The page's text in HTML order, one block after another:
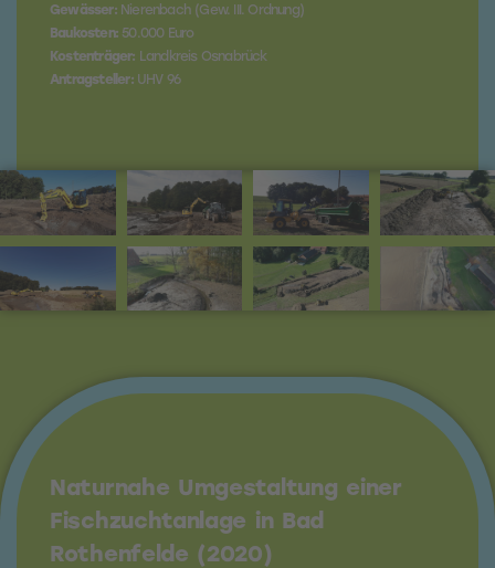
Gewässer:Nierenbach (Gew. III. Ordnung)
Baukosten: 50.000 Euro
Kostenträger: Landkreis Osnabrück
Antragsteller: UHV 96
Naturnahe Umgestaltung einer
Fischzuchtanlage in Bad
Rothenfelde (2020)